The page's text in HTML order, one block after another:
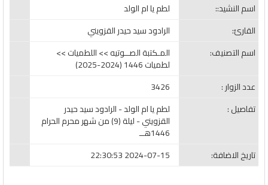
اسم النشيد::
لطم يا ام الولد
القارئ:
الرادود سيد حيدر القزويني
اسم التصنيف:
المـكتبة الصــوتيه >> اللطميات >>
لطميات 1446 (2024-2025)
عدد الزوار :
3426
تفاصيل :
لطم يا ام الولد - الرادود سيد حيدر
القزويني - ليلة (9) من شهر محرم الحرام
1446هــ
تاريخ الاضافة:
2024-07-15 22:30:53